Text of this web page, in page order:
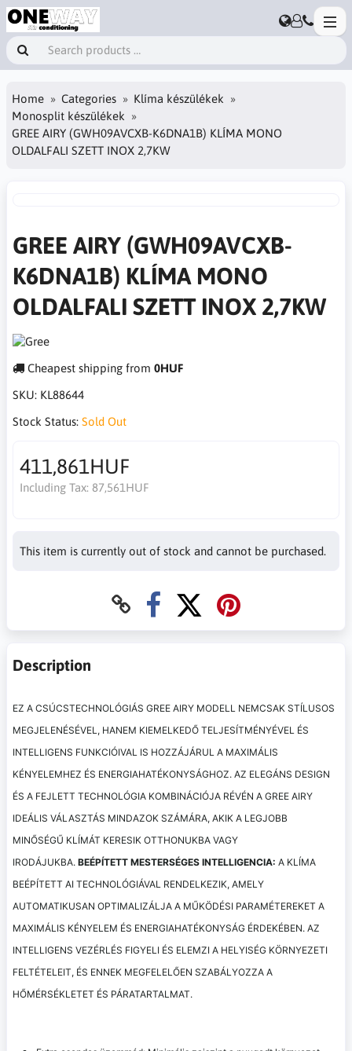
Home Categories
Klíma készülékek
Monosplit készülékek
GREE AIRY (GWH09AVCXB-K6DNA1B) KLÍMA MONO
OLDALFALI SZETT INOX 2,7KW
GREE AIRY (GWH09AVCXB-
K6DNA1B) KLÍMA MONO
OLDALFALI SZETT INOX 2,7KW
Cheapest shipping from 0HUF
SKU: KL88644
Stock Status: Sold Out
411,861HUF
Including Tax: 87,561HUF
This item is currently out of stock and cannot be purchased.
Description
EZ A CSÚCSTECHNOLÓGIÁS GREE AIRY MODELL NEMCSAK STÍLUSOS
MEGJELENÉSÉVEL, HANEM KIEMELKEDŐ TELJESÍTMÉNYÉVEL ÉS
INTELLIGENS FUNKCIÓIVAL IS HOZZÁJÁRUL A MAXIMÁLIS
KÉNYELEMHEZ ÉS ENERGIAHATÉKONYSÁGHOZ. AZ ELEGÁNS DESIGN
ÉS A FEJLETT TECHNOLÓGIA KOMBINÁCIÓJA RÉVÉN A GREE AIRY
IDEÁLIS VÁLASZTÁS MINDAZOK SZÁMÁRA, AKIK A LEGJOBB
MINŐSÉGŰ KLÍMÁT KERESIK OTTHONUKBA VAGY
IRODÁJUKBA. BEÉPÍTETT MESTERSÉGES INTELLIGENCIA: A KLÍMA
BEÉPÍTETT AI TECHNOLÓGIÁVAL RENDELKEZIK, AMELY
AUTOMATIKUSAN OPTIMALIZÁLJA A MŰKÖDÉSI PARAMÉTEREKET A
MAXIMÁLIS KÉNYELEM ÉS ENERGIAHATÉKONYSÁG ÉRDEKÉBEN. AZ
INTELLIGENS VEZÉRLÉS FIGYELI ÉS ELEMZI A HELYISÉG KÖRNYEZETI
FELTÉTELEIT, ÉS ENNEK MEGFELELŐEN SZABÁLYOZZA A
HŐMÉRSÉKLETET ÉS PÁRATARTALMAT.